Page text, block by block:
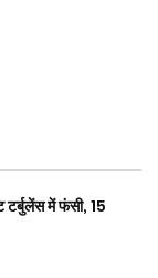
टर्बुलेंस में फंसी, 15